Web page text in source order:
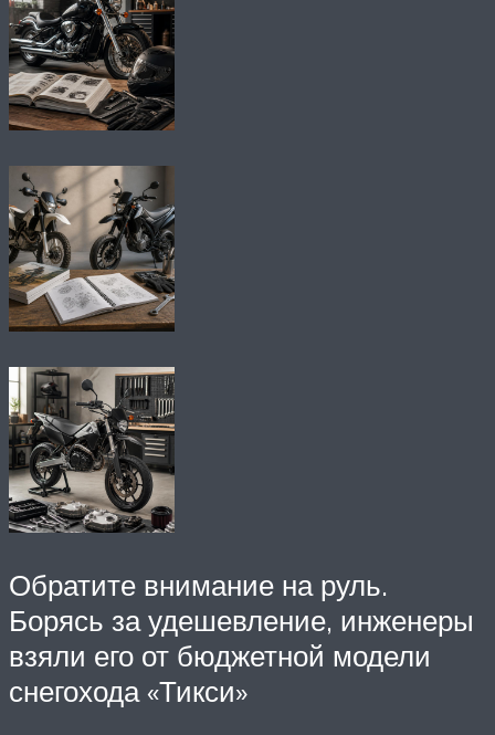
Обратите внимание на руль.
Борясь за удешевление, инженеры
взяли его от бюджетной модели
снегохода «Тикси»